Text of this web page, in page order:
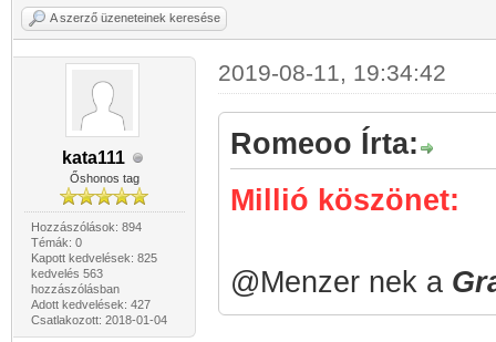
A szerző üzeneteinek keresése
kata111
Őshonos tag
Hozzászólások: 894
Témák: 0
Kapott kedvelések: 825
kedvelés 563
hozzászólásban
Adott kedvelések: 427
Csatlakozott: 2018-01-04
2019-08-11, 19:34:42
Romeoo Írta:
Millió köszönet:
@Menzer nek a